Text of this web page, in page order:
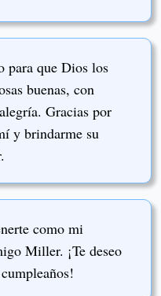
para que Dios los
buenas, con
Gracias por
y brindarme su
como mi
Miller. ¡Te deseo